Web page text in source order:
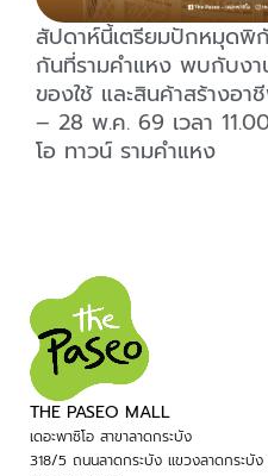
สัปดาห์นี้เตรียมปักหมุดพิ
กันที่รามคำแหง พบกับง
ของใช้ และสินค้าสร้างอ
– 28 พ.ค. 69 เวลา
โอ ทาวน์ รามคำแหง
THE PASEO MALL
เดอะพาซิโอ สาขาลาดกระบัง
318/5 ถนนลาดกระบัง แขวงลาดกระบั